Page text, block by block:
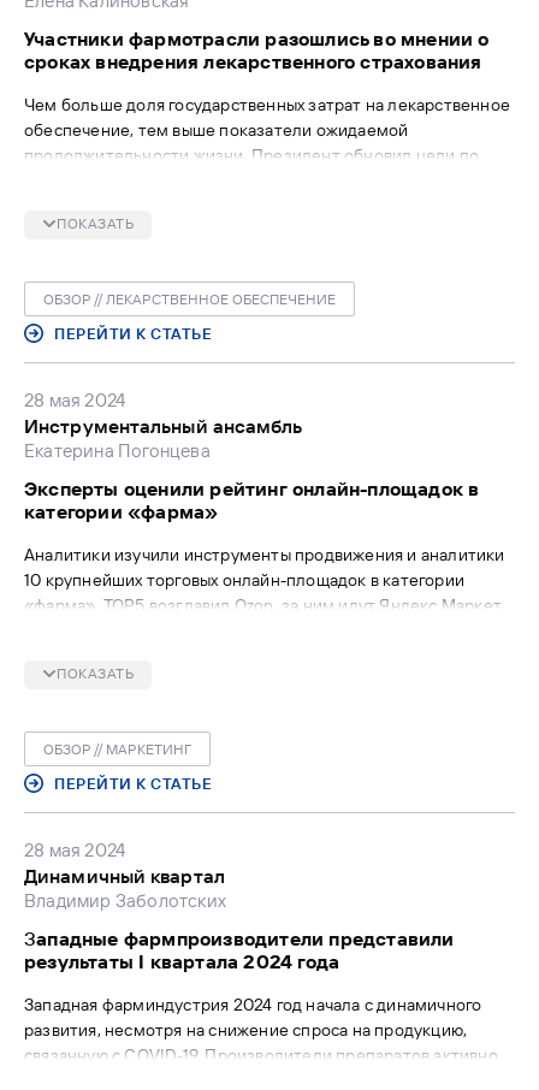
Участники фармотрасли разошлись во мнении о
сроках внедрения лекарственного страхования
Чем больше доля государственных затрат на лекарственное
обеспечение, тем выше показатели ожидаемой
продолжительности жизни. Президент обновил цели по
при амбулаторном лечении. Но не все согласны, что время
Госдумы по охране здоровья депутат Александр Петров
призвал не торопиться, так как создание такой системы —
серьезный финансовый шаг.
ПОКАЗАТЬ
ОБЗОР // ЛЕКАРСТВЕННОЕ ОБЕСПЕЧЕНИЕ
ПЕРЕЙТИ К СТАТЬЕ
28 мая 2024
Инструментальный ансамбль
Екатерина Погонцева
Эксперты оценили рейтинг онлайн-площадок в
категории «фарма»
Аналитики изучили инструменты продвижения и аналитики
10 крупнейших торговых онлайн-площадок в категории
«фарма». TOP5 возглавил Ozon, за ним идут Яндекс.Маркет,
их полезность с точки зрения освоения e-com
ПОКАЗАТЬ
ОБЗОР // МАРКЕТИНГ
ПЕРЕЙТИ К СТАТЬЕ
28 мая 2024
Динамичный квартал
Владимир Заболотских
Западные фармпроизводители представили
результаты I квартала 2024 года
Западная фарминдустрия 2024 год начала с динамичного
развития, несмотря на снижение спроса на продукцию,
связанную с COVID-19. Производители препаратов активно